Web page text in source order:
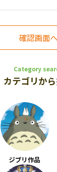
Category
カテゴリか
ジブリ作品